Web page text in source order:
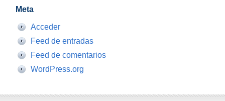
Meta
Acceder
Feed de entradas
Feed de comentarios
WordPress.org